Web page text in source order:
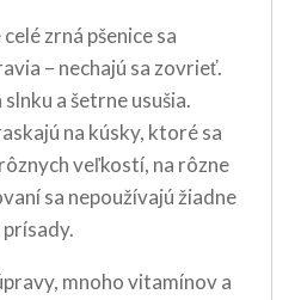
zrná pšenice sa
– nechajú sa zovrieť.
a šetrne usušia.
na kúsky, ktoré sa
veľkostí, na rôzne
sa nepoužívajú žiadne
mnoho vitamínov a